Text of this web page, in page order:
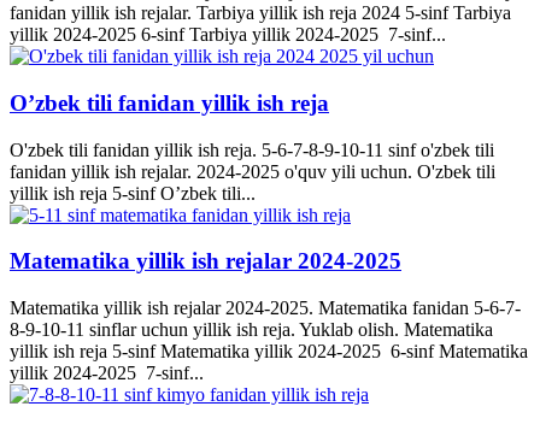
fanidan yillik ish rejalar. Tarbiya yillik ish reja 2024 5-sinf Tarbiya
yillik 2024-2025 6-sinf Tarbiya yillik 2024-2025 7-sinf...
O’zbek tili fanidan yillik ish reja
O'zbek tili fanidan yillik ish reja. 5-6-7-8-9-10-11 sinf o'zbek tili
fanidan yillik ish rejalar. 2024-2025 o'quv yili uchun. O'zbek tili
yillik ish reja 5-sinf O’zbek tili...
Matematika yillik ish rejalar 2024-2025
Matematika yillik ish rejalar 2024-2025. Matematika fanidan 5-6-7-
8-9-10-11 sinflar uchun yillik ish reja. Yuklab olish. Matematika
yillik ish reja 5-sinf Matematika yillik 2024-2025 6-sinf Matematika
yillik 2024-2025 7-sinf...